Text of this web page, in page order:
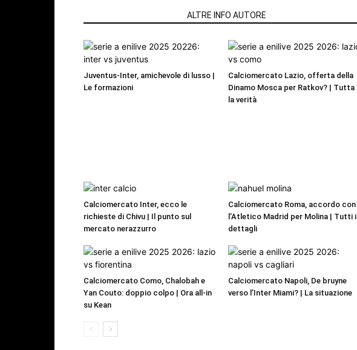
ALTRE INFO AUTORE
Juventus-Inter, amichevole di lusso |
Le formazioni
Calciomercato Lazio, offerta della
Dinamo Mosca per Ratkov? | Tutta
la verità
Calciomercato Inter, ecco le
richieste di Chivu | Il punto sul
mercato nerazzurro
Calciomercato Roma, accordo con
l’Atletico Madrid per Molina | Tutti i
dettagli
Calciomercato Como, Chalobah e
Yan Couto: doppio colpo | Ora all-in
su Kean
Calciomercato Napoli, De bruyne
verso l’Inter Miami? | La situazione